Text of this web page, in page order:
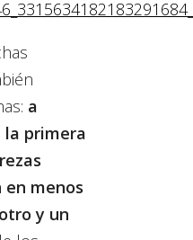
a
la primera
menos
y un